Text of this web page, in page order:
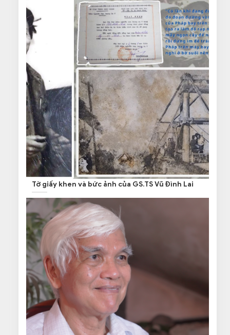
Tờ giấy khen và bức ảnh của GS.TS Vũ Đình Lai